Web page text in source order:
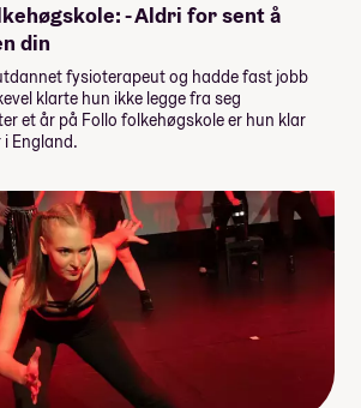
- Aldri for sent å
din
fysioterapeut og hadde fast jobb
klarte hun ikke legge fra seg
et år på Follo folkehøgskole er hun klar
England.